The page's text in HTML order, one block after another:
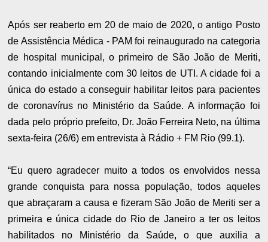
Após ser reaberto em 20 de maio de 2020, o antigo Posto
de Assistência Médica - PAM foi reinaugurado na categoria
de hospital municipal, o primeiro de São João de Meriti,
contando inicialmente com 30 leitos de UTI. A cidade foi a
única do estado a conseguir habilitar leitos para pacientes
de coronavírus no Ministério da Saúde. A informação foi
dada pelo próprio prefeito, Dr. João Ferreira Neto, na última
sexta-feira (26/6) em entrevista à Rádio + FM Rio (99.1).
“Eu quero agradecer muito a todos os envolvidos nessa
grande conquista para nossa população, todos aqueles
que abraçaram a causa e fizeram São João de Meriti ser a
primeira e única cidade do Rio de Janeiro a ter os leitos
habilitados no Ministério da Saúde, o que auxilia a